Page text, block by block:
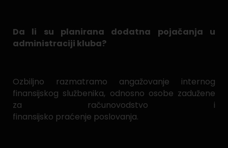
Da li su planirana dodatna pojačanja u
administraciji kluba?
Ozbiljno razmatramo angažovanje internog
finansijskog službenika, odnosno osobe zadužene
za računovodstvo i
finansijsko praćenje poslovanja.